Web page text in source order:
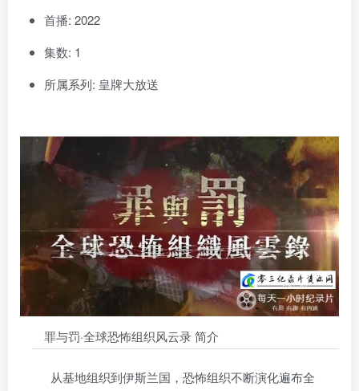
首播: 2022
集数: 1
所属系列: 皇牌大放送
罪与罚·全球恐怖组织风云录 简介
从基地组织到伊斯兰国，恐怖组织不断演化遍布全